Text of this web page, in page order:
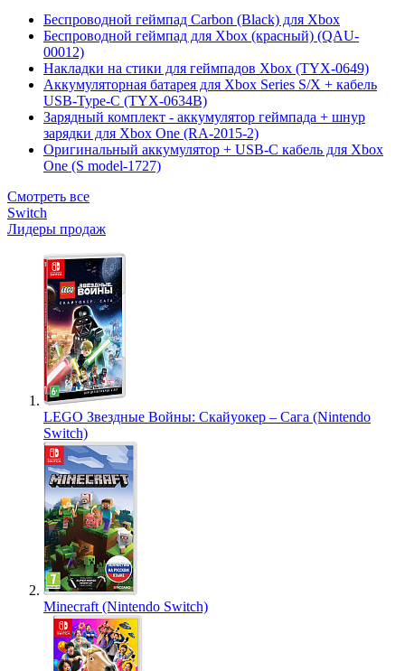
Беспроводной геймпад Carbon (Black) для Xbox
Беспроводной геймпад для Xbox (красный) (QAU-
00012)
Накладки на стики для геймпадов Xbox (TYX-0649)
Аккумуляторная батарея для Xbox Series S/X + кабель
USB-Type-C (TYX-0634B)
Зарядный комплект - аккумулятор геймпада + шнур
зарядки для Xbox One (RA-2015-2)
Оригинальный аккумулятор + USB-C кабель для Xbox
One (S model-1727)
Смотреть все
Switch
Лидеры продаж
LEGO Звездные Войны: Скайуокер – Сага (Nintendo
Switch)
Minecraft (Nintendo Switch)